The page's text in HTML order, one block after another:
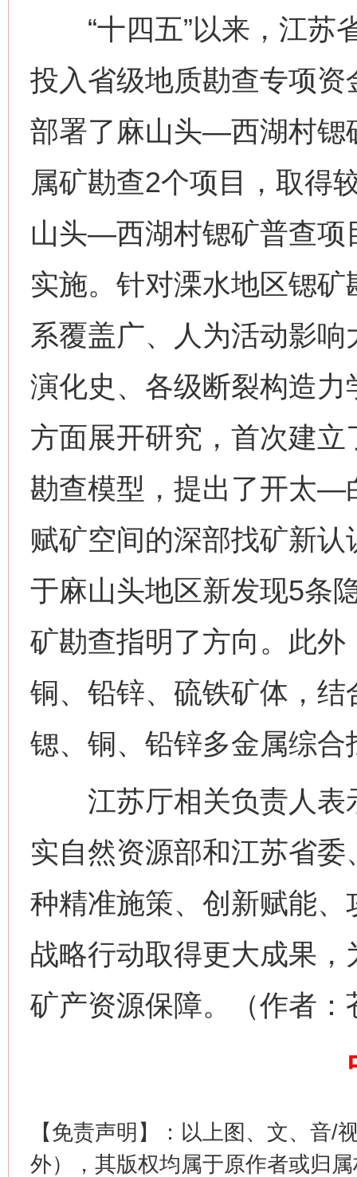
“十四五”以来，江苏
投入省级地质勘查专项
部署了麻山头—西湖村锶
属矿勘查2个项目，取得
山头—西湖村锶矿普查项
实施。针对溧水地区锶
系覆盖广、人为活动影
演化史、各级断裂构造
方面展开研究，首次建
勘查模型，提出了开太—
赋矿空间的深部找矿新
于麻山头地区新发现5条
矿勘查指明了方向。此
铜、铅锌、硫铁矿体，
锶、铜、铅锌多金属综合
江苏厅相关负责人表
实自然资源部和江苏省
种精准施策、创新赋能
战略行动取得更大成果
矿产资源保障。（作者：
【免责声明】：以上图、文、音/
外），其版权均属于原作者或归
网上购药对药下症？